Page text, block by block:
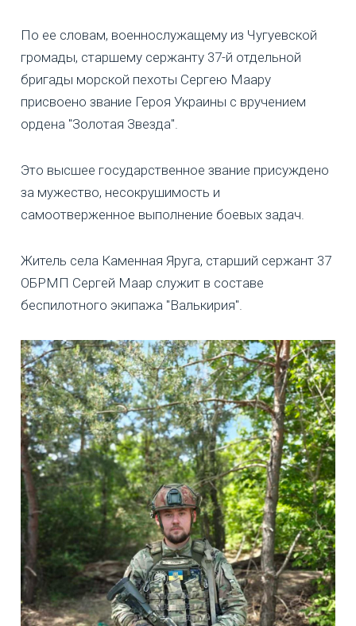
По ее словам, военнослужащему из Чугуевской
громады, старшему сержанту 37-й отдельной
бригады морской пехоты Сергею Маару
присвоено звание Героя Украины с вручением
ордена "Золотая Звезда".
Это высшее государственное звание присуждено
за мужество, несокрушимость и
самоотверженное выполнение боевых задач.
Житель села Каменная Яруга, старший сержант 37
ОБРМП Сергей Маар служит в составе
беспилотного экипажа "Валькирия".